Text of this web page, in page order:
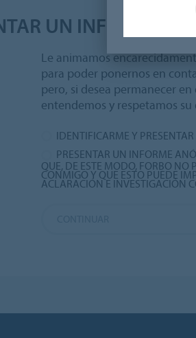
UN INFORME
Le animamos
para poder ponernos en
pero, si desea permanecer
entendemos y respetamos su
IDENTIFICARME Y
PRESENTAR UN INFORME
QUE, DE ESTE MODO, FORBO NO
CONMIGO Y QUE ESTO PUEDE
ACLARACIÓN E INVESTIGACIÓN